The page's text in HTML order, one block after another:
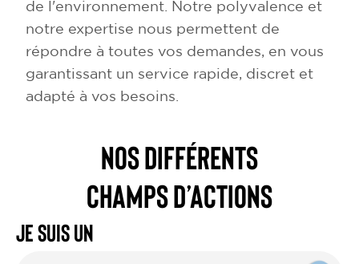
de l'environnement. Notre polyvalence et
notre expertise nous permettent de
répondre à toutes vos demandes, en vous
garantissant un service rapide, discret et
adapté à vos besoins.
NOS DIFFÉRENTS
CHAMPS D’ACTIONS
Je suis un